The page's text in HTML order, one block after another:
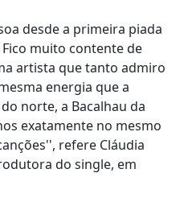
desde a primeira piada
muito contente de
artista que tanto admiro
energia que a
norte, a Bacalhau da
exatamente no mesmo
refere Cláudia
do single, em